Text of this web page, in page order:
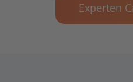
Experten